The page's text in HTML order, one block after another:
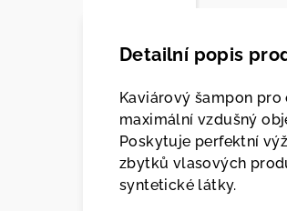
Detailní popis
Kaviárový šampon
maximální vzdušný
Poskytuje perfektní
zbytků vlasových
syntetické látky.